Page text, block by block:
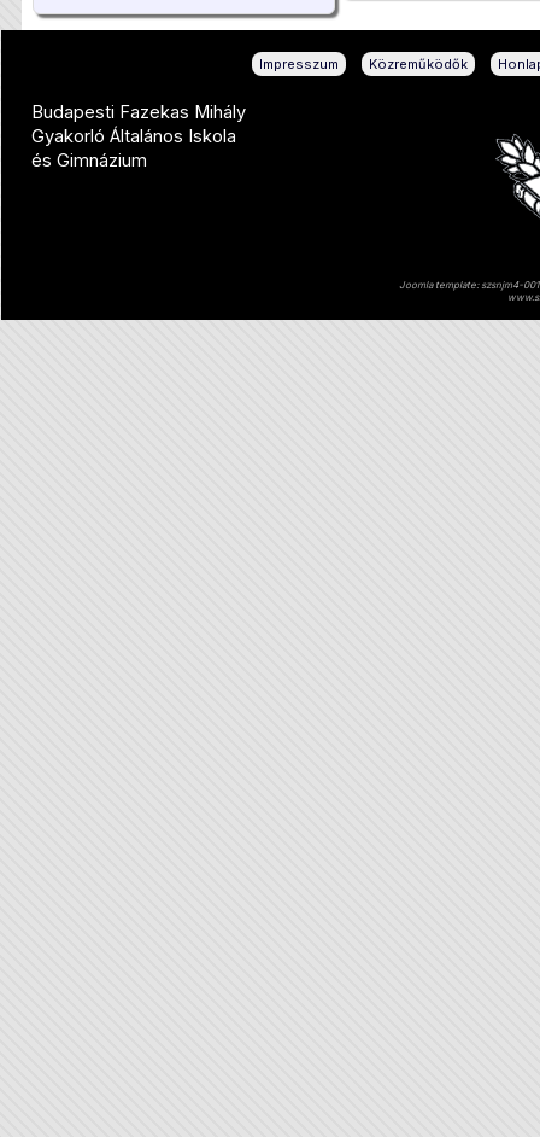
Impresszum Közreműködők
Budapesti Fazekas Mihály
Gyakorló Általános Iskola
és Gimnázium
Joomla template: szsnjm4-